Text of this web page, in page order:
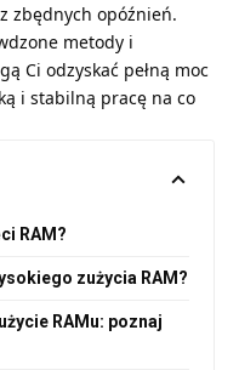
zbędnych opóźnień.
metody i
Ci odzyskać pełną moc
i stabilną pracę na co
RAM?
zużycia RAM?
RAMu: poznaj